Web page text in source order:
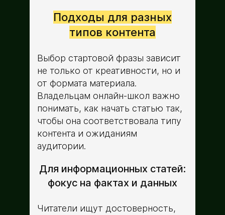
Подходы для разных
типов контента
Выбор стартовой фразы зависит
не только от креативности, но и
от формата материала.
Владельцам онлайн-школ важно
понимать, как начать статью так,
чтобы она соответствовала типу
контента и ожиданиям
аудитории.
Для информационных статей:
фокус на фактах и данных
Читатели ищут достоверность,